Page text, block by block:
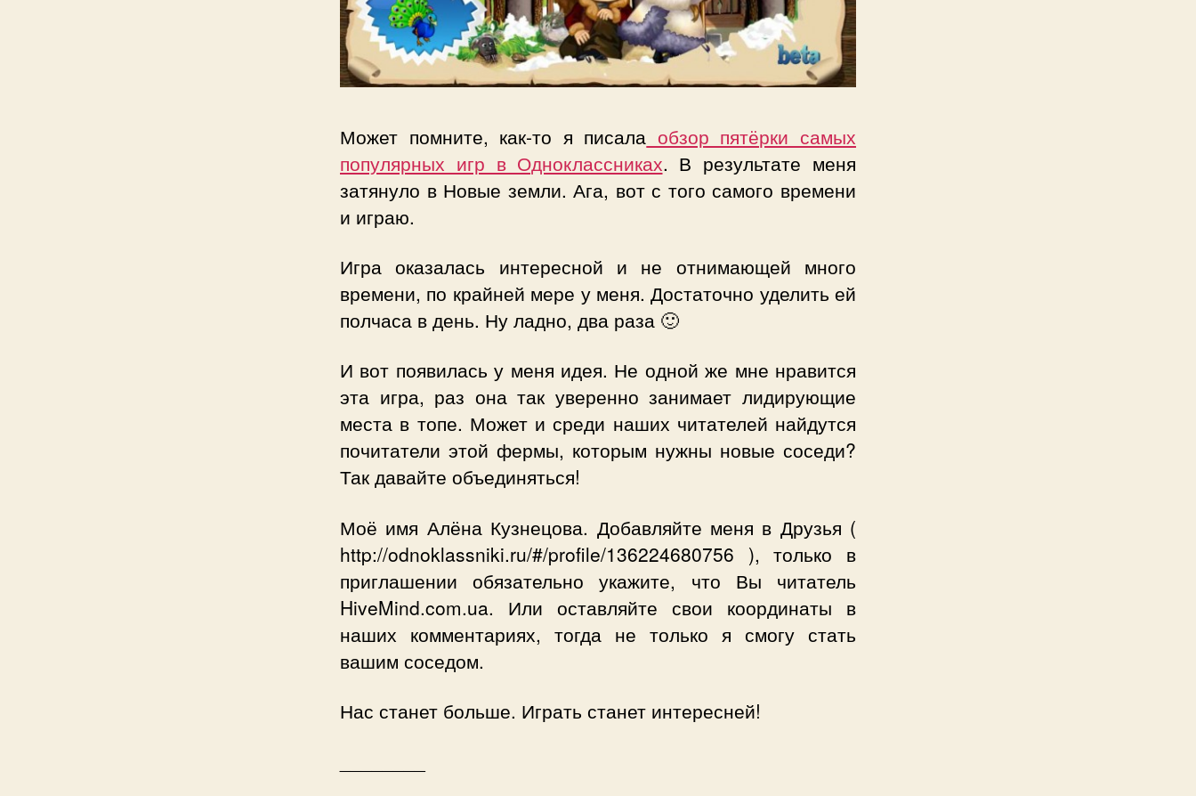
Может помните, как-то я писала обзор пятёрки самых
популярных игр в Одноклассниках. В результате меня
затянуло в Новые земли. Ага, вот с того самого времени
и играю.
Игра оказалась интересной и не отнимающей много
времени, по крайней мере у меня. Достаточно уделить ей
полчаса в день. Ну ладно, два раза 🙂
И вот появилась у меня идея. Не одной же мне нравится
эта игра, раз она так уверенно занимает лидирующие
места в топе. Может и среди наших читателей найдутся
почитатели этой фермы, которым нужны новые соседи?
Так давайте объединяться!
Моё имя Алёна Кузнецова. Добавляйте меня в Друзья (
http://odnoklassniki.ru/#/profile/136224680756 ), только в
приглашении обязательно укажите, что Вы читатель
HiveMind.com.ua. Или оставляйте свои координаты в
наших комментариях, тогда не только я смогу стать
вашим соседом.
Нас станет больше. Играть станет интересней!